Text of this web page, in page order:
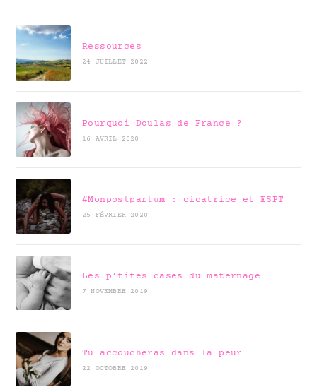
Ressources
24 JUILLET 2022
Pourquoi Doulas de France ?
16 AVRIL 2020
#Monpostpartum : cicatrice et ESPT
25 FÉVRIER 2020
Les p’tites cases du maternage
7 NOVEMBRE 2019
Tu accoucheras dans la peur
22 OCTOBRE 2019